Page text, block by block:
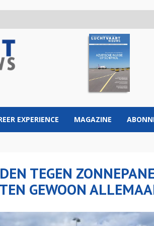
EXPERIENCE MAGAZINE
TEGEN
GEWOON